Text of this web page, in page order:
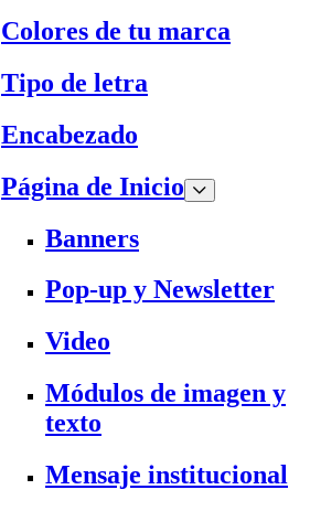
Colores de tu marca
Tipo de letra
Encabezado
Página de Inicio
Banners
Pop-up y Newsletter
Video
Módulos de imagen y
texto
Mensaje institucional